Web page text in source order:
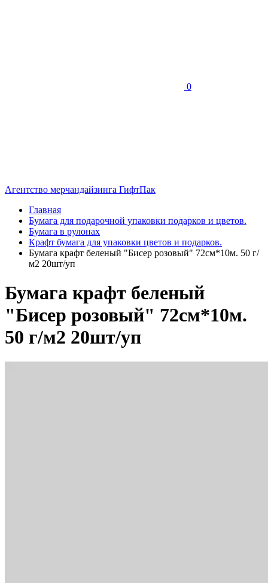
0
Агентство мерчандайзинга ГифтПак
Главная
Бумага для подарочной упаковки подарков и цветов.
Бумага в рулонах
Крафт бумага для упаковки цветов и подарков.
Бумага крафт беленый "Бисер розовый" 72см*10м. 50 г/
м2 20шт/уп
Бумага крафт беленый
"Бисер розовый" 72см*10м.
50 г/м2 20шт/уп